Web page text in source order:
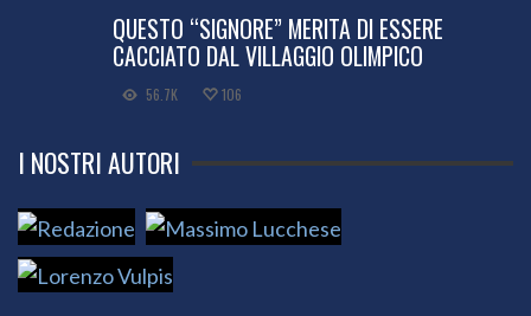
QUESTO “SIGNORE” MERITA DI ESSERE
CACCIATO DAL VILLAGGIO OLIMPICO
56.7K 106
I NOSTRI AUTORI